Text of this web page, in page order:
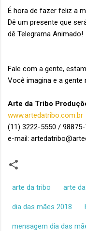
É hora de fazer feliz a
Dê um presente que
dê Telegrama Animado!
Fale com a gente,
Você imagina e a gente
Arte da Tribo
www.artedatribo.com.br
(11) 3222-5550 / 98875-
e-mail:
arte da tribo arte
dia das mães 2018
mensagem dia das